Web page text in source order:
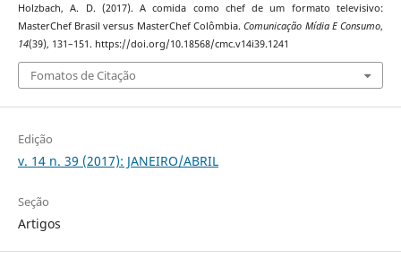
Holzbach, A. D. (2017). A comida como chef de um formato televisivo:
MasterChef Brasil versus MasterChef Colômbia.Comunicação Mídia E Consumo,
14(39), 131–151. https://doi.org/10.18568/cmc.v14i39.1241
Fomatos de Citação
Edição
v. 14 n. 39 (2017): JANEIRO/ABRIL
Seção
Artigos